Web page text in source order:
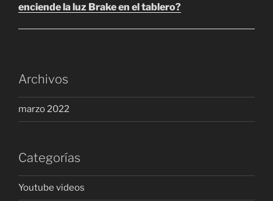
enciende la luz Brake en el tablero?
Archivos
marzo 2022
Categorías
Youtube videos